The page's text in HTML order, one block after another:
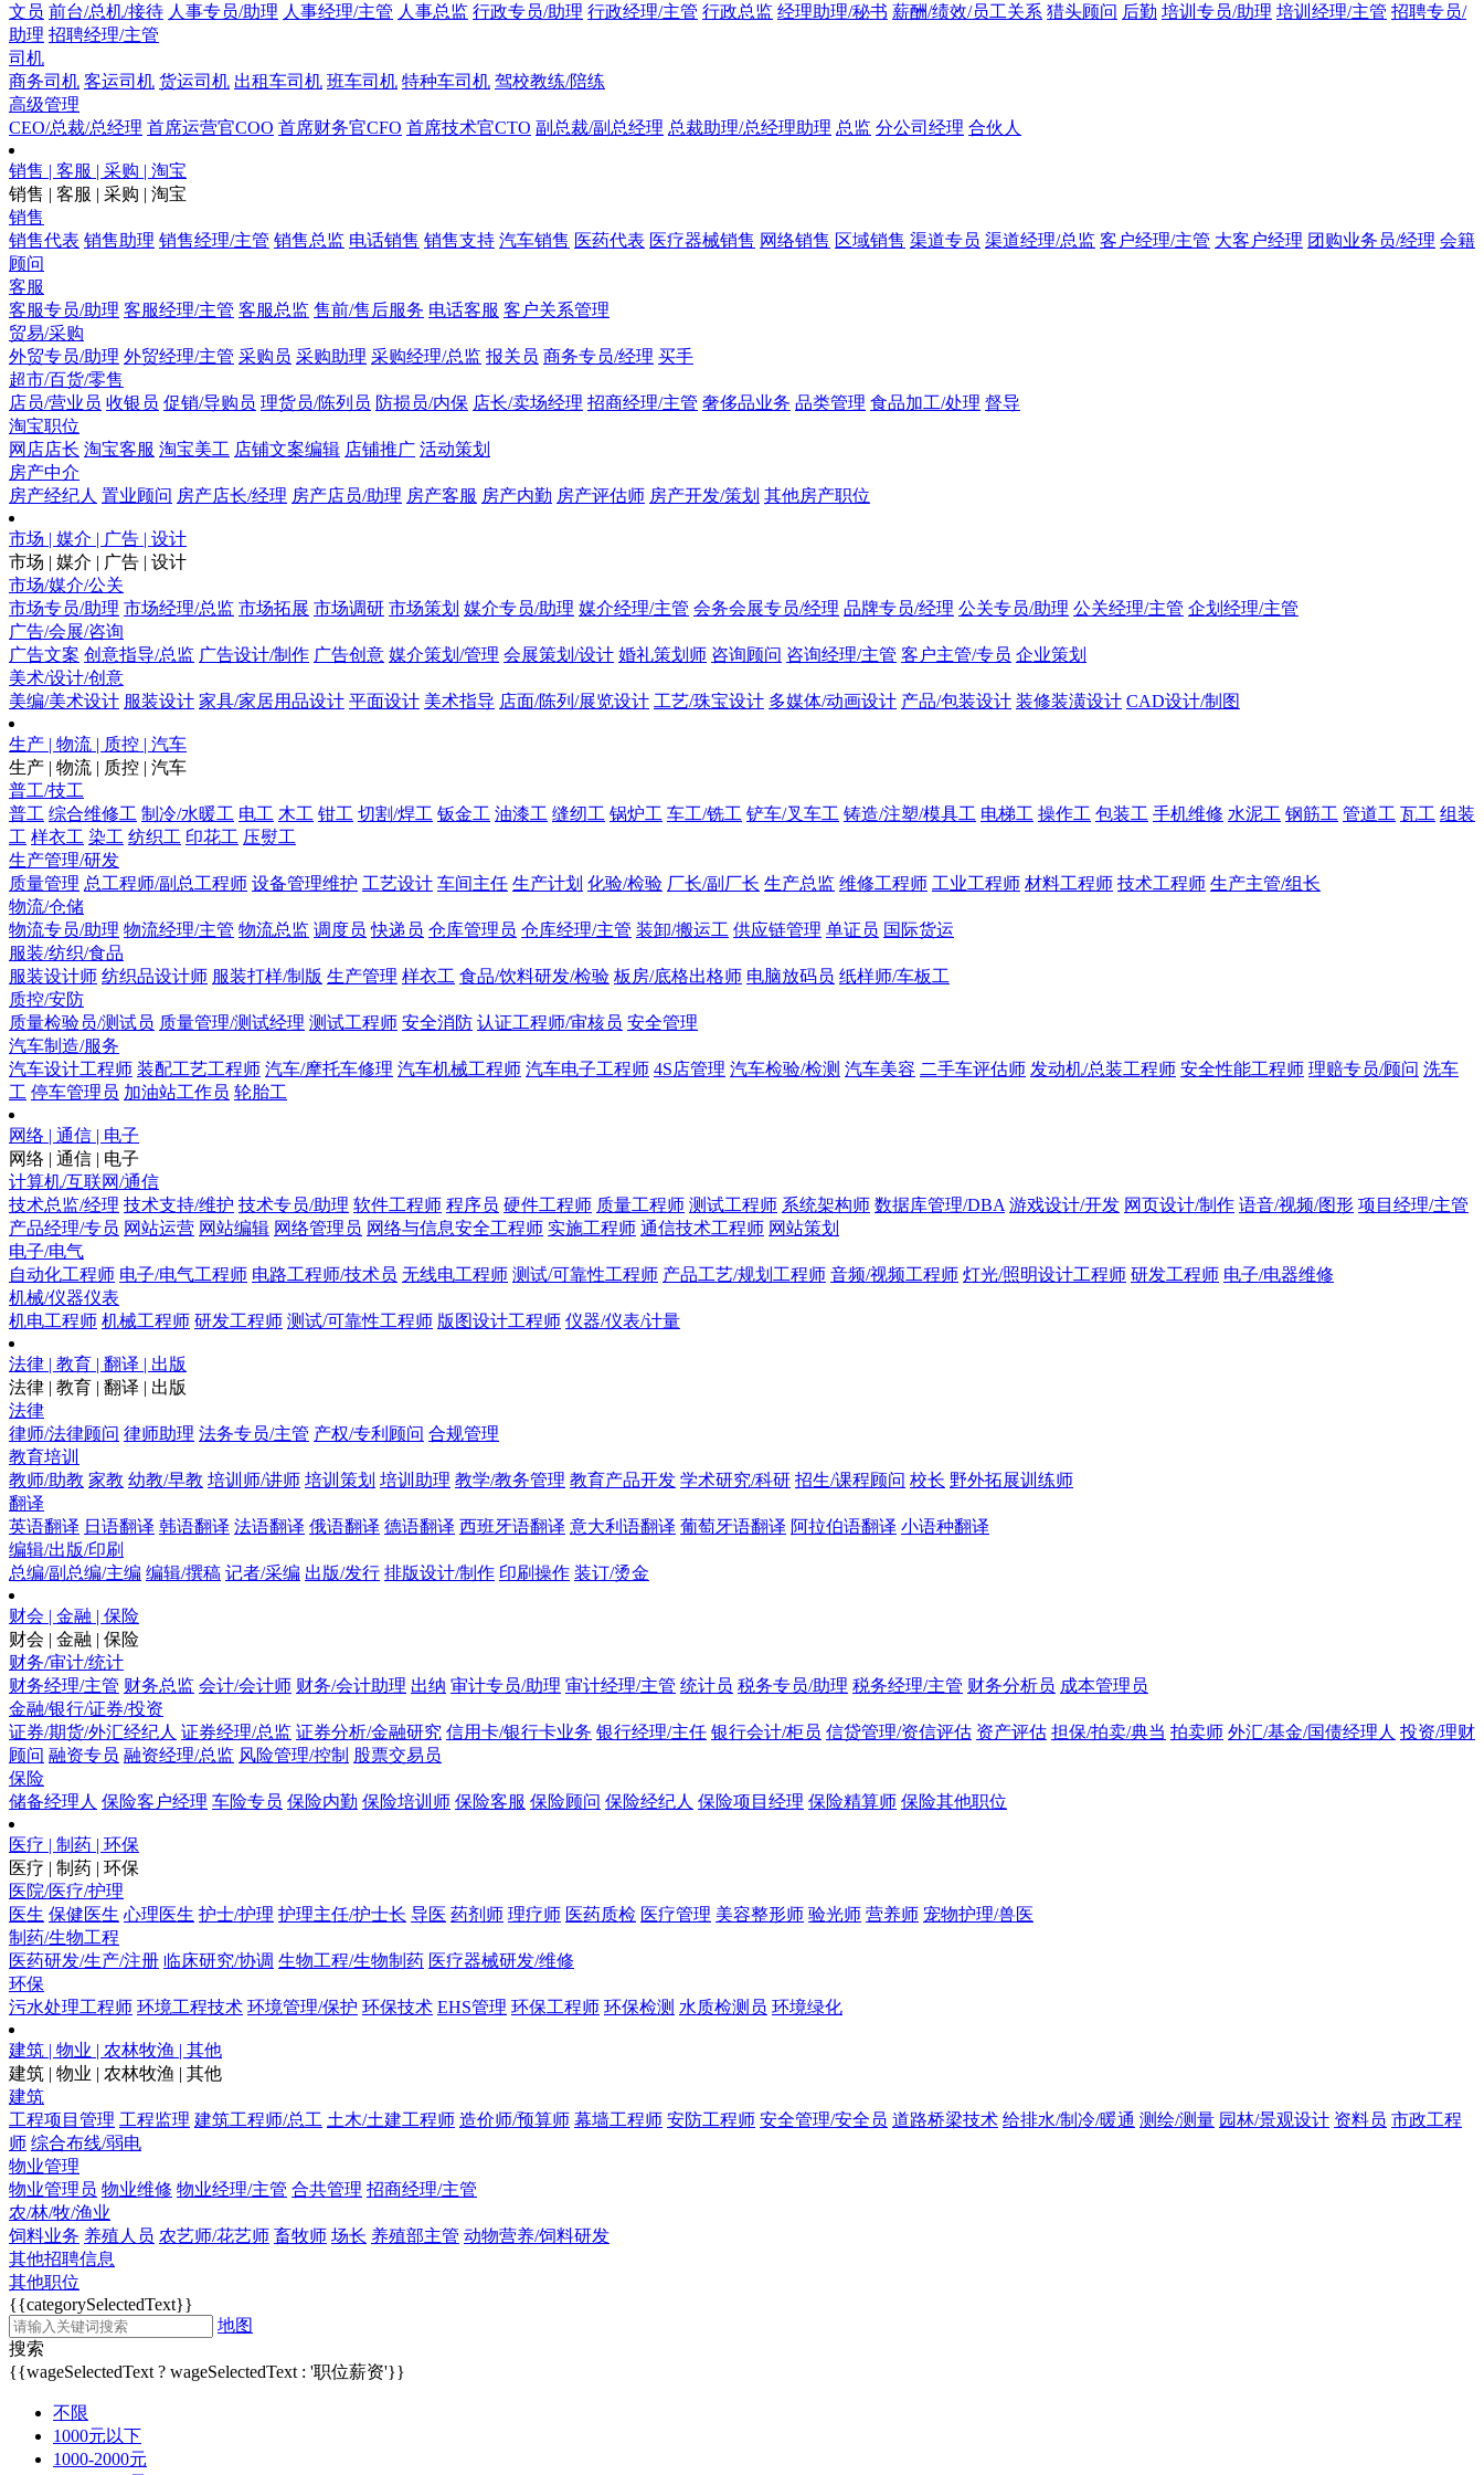
文员 前台/总机/接待 人事专员/助理 人事经理/主管 人事总监 行政专员/助理 行政经理/主管 行政总监 经理助理/秘书 薪酬/绩效/员工关系 猎头顾问 后勤 培训专员/助理 培训经理/主管 招聘专员/
助理 招聘经理/主管
司机
商务司机 客运司机 货运司机 出租车司机 班车司机 特种车司机 驾校教练/陪练
高级管理
CEO/总裁/总经理 首席运营官COO 首席财务官CFO 首席技术官CTO 副总裁/副总经理 总裁助理/总经理助理 总监 分公司经理 合伙人
销售 | 客服 | 采购 | 淘宝
销售 | 客服 | 采购 | 淘宝
销售
销售代表 销售助理 销售经理/主管 销售总监 电话销售 销售支持 汽车销售 医药代表 医疗器械销售 网络销售 区域销售 渠道专员 渠道经理/总监 客户经理/主管 大客户经理 团购业务员/经理 会籍
顾问
客服
客服专员/助理 客服经理/主管 客服总监 售前/售后服务 电话客服 客户关系管理
贸易/采购
外贸专员/助理 外贸经理/主管 采购员 采购助理 采购经理/总监 报关员 商务专员/经理 买手
超市/百货/零售
店员/营业员 收银员 促销/导购员 理货员/陈列员 防损员/内保 店长/卖场经理 招商经理/主管 奢侈品业务 品类管理 食品加工/处理 督导
淘宝职位
网店店长 淘宝客服 淘宝美工 店铺文案编辑 店铺推广 活动策划
房产中介
房产经纪人 置业顾问 房产店长/经理 房产店员/助理 房产客服 房产内勤 房产评估师 房产开发/策划 其他房产职位
市场 | 媒介 | 广告 | 设计
市场 | 媒介 | 广告 | 设计
市场/媒介/公关
市场专员/助理 市场经理/总监 市场拓展 市场调研 市场策划 媒介专员/助理 媒介经理/主管 会务会展专员/经理 品牌专员/经理 公关专员/助理 公关经理/主管 企划经理/主管
广告/会展/咨询
广告文案 创意指导/总监 广告设计/制作 广告创意 媒介策划/管理 会展策划/设计 婚礼策划师 咨询顾问 咨询经理/主管 客户主管/专员 企业策划
美术/设计/创意
美编/美术设计 服装设计 家具/家居用品设计 平面设计 美术指导 店面/陈列/展览设计 工艺/珠宝设计 多媒体/动画设计 产品/包装设计 装修装潢设计 CAD设计/制图
生产 | 物流 | 质控 | 汽车
生产 | 物流 | 质控 | 汽车
普工/技工
普工 综合维修工 制冷/水暖工 电工 木工 钳工 切割/焊工 钣金工 油漆工 缝纫工 锅炉工 车工/铣工 铲车/叉车工 铸造/注塑/模具工 电梯工 操作工 包装工 手机维修 水泥工 钢筋工 管道工 瓦工 组装
工 样衣工 染工 纺织工 印花工 压熨工
生产管理/研发
质量管理 总工程师/副总工程师 设备管理维护 工艺设计 车间主任 生产计划 化验/检验 厂长/副厂长 生产总监 维修工程师 工业工程师 材料工程师 技术工程师 生产主管/组长
物流/仓储
物流专员/助理 物流经理/主管 物流总监 调度员 快递员 仓库管理员 仓库经理/主管 装卸/搬运工 供应链管理 单证员 国际货运
服装/纺织/食品
服装设计师 纺织品设计师 服装打样/制版 生产管理 样衣工 食品/饮料研发/检验 板房/底格出格师 电脑放码员 纸样师/车板工
质控/安防
质量检验员/测试员 质量管理/测试经理 测试工程师 安全消防 认证工程师/审核员 安全管理
汽车制造/服务
汽车设计工程师 装配工艺工程师 汽车/摩托车修理 汽车机械工程师 汽车电子工程师 4S店管理 汽车检验/检测 汽车美容 二手车评估师 发动机/总装工程师 安全性能工程师 理赔专员/顾问 洗车
工 停车管理员 加油站工作员 轮胎工
网络 | 通信 | 电子
网络 | 通信 | 电子
计算机/互联网/通信
技术总监/经理 技术支持/维护 技术专员/助理 软件工程师 程序员 硬件工程师 质量工程师 测试工程师 系统架构师 数据库管理/DBA 游戏设计/开发 网页设计/制作 语音/视频/图形 项目经理/主管
产品经理/专员 网站运营 网站编辑 网络管理员 网络与信息安全工程师 实施工程师 通信技术工程师 网站策划
电子/电气
自动化工程师 电子/电气工程师 电路工程师/技术员 无线电工程师 测试/可靠性工程师 产品工艺/规划工程师 音频/视频工程师 灯光/照明设计工程师 研发工程师 电子/电器维修
机械/仪器仪表
机电工程师 机械工程师 研发工程师 测试/可靠性工程师 版图设计工程师 仪器/仪表/计量
法律 | 教育 | 翻译 | 出版
法律 | 教育 | 翻译 | 出版
法律
律师/法律顾问 律师助理 法务专员/主管 产权/专利顾问 合规管理
教育培训
教师/助教 家教 幼教/早教 培训师/讲师 培训策划 培训助理 教学/教务管理 教育产品开发 学术研究/科研 招生/课程顾问 校长 野外拓展训练师
翻译
英语翻译 日语翻译 韩语翻译 法语翻译 俄语翻译 德语翻译 西班牙语翻译 意大利语翻译 葡萄牙语翻译 阿拉伯语翻译 小语种翻译
编辑/出版/印刷
总编/副总编/主编 编辑/撰稿 记者/采编 出版/发行 排版设计/制作 印刷操作 装订/烫金
财会 | 金融 | 保险
财会 | 金融 | 保险
财务/审计/统计
财务经理/主管 财务总监 会计/会计师 财务/会计助理 出纳 审计专员/助理 审计经理/主管 统计员 税务专员/助理 税务经理/主管 财务分析员 成本管理员
金融/银行/证券/投资
证券/期货/外汇经纪人 证券经理/总监 证券分析/金融研究 信用卡/银行卡业务 银行经理/主任 银行会计/柜员 信贷管理/资信评估 资产评估 担保/拍卖/典当 拍卖师 外汇/基金/国债经理人 投资/理财
顾问 融资专员 融资经理/总监 风险管理/控制 股票交易员
保险
储备经理人 保险客户经理 车险专员 保险内勤 保险培训师 保险客服 保险顾问 保险经纪人 保险项目经理 保险精算师 保险其他职位
医疗 | 制药 | 环保
医疗 | 制药 | 环保
医院/医疗/护理
医生 保健医生 心理医生 护士/护理 护理主任/护士长 导医 药剂师 理疗师 医药质检 医疗管理 美容整形师 验光师 营养师 宠物护理/兽医
制药/生物工程
医药研发/生产/注册 临床研究/协调 生物工程/生物制药 医疗器械研发/维修
环保
污水处理工程师 环境工程技术 环境管理/保护 环保技术 EHS管理 环保工程师 环保检测 水质检测员 环境绿化
建筑 | 物业 | 农林牧渔 | 其他
建筑 | 物业 | 农林牧渔 | 其他
建筑
工程项目管理 工程监理 建筑工程师/总工 土木/土建工程师 造价师/预算师 幕墙工程师 安防工程师 安全管理/安全员 道路桥梁技术 给排水/制冷/暖通 测绘/测量 园林/景观设计 资料员 市政工程
师 综合布线/弱电
物业管理
物业管理员 物业维修 物业经理/主管 合共管理 招商经理/主管
农/林/牧/渔业
饲料业务 养殖人员 农艺师/花艺师 畜牧师 场长 养殖部主管 动物营养/饲料研发
其他招聘信息
其他职位
{{categorySelectedText}}
地图
搜索
{{wageSelectedText ? wageSelectedText : '职位薪资'}}
不限
1000元以下
1000-2000元